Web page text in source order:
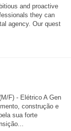
and proactive
they can
agency. Our quest
F) - Elétrico A Gen
construção e
sua forte